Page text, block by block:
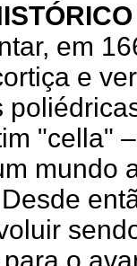
em
e
"cella"
mundo